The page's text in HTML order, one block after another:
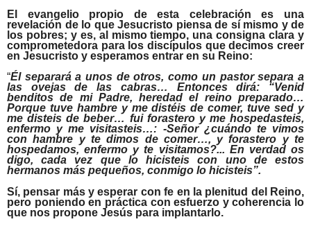
El evangelio propio de esta celebración es una
revelación de lo que Jesucristo piensa de sí mismo y de
los pobres; y es, al mismo tiempo, una consigna clara y
comprometedora para los discípulos que decimos creer
en Jesucristo y esperamos entrar en su Reino:
“Él separará a unos de otros, como un pastor separa a
las ovejas de las cabras… Entonces dirá: “Venid
benditos de mi Padre, heredad el reino preparado…
Porque tuve hambre y me distéis de comer, tuve sed y
me disteis de beber… fui forastero y me hospedasteis,
enfermo y me visitasteis…: -Señor ¿cuándo te vimos
con hambre y te dimos de comer…, y forastero y te
hospedamos, enfermo y te visitamos?... En verdad os
digo, cada vez que lo hicisteis con uno de estos
hermanos más pequeños, conmigo lo hicisteis”.
Sí, pensar más y esperar con fe en la plenitud del Reino,
pero poniendo en práctica con esfuerzo y coherencia lo
que nos propone Jesús para implantarlo.